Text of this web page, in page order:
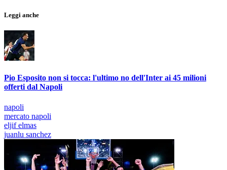
Leggi anche
Pio Esposito non si tocca: l'ultimo no dell'Inter ai 45 milioni
offerti dal Napoli
napoli
mercato napoli
eljif elmas
juanlu sanchez